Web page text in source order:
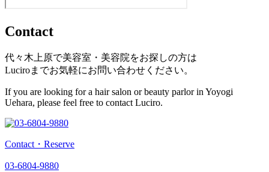
Contact
代々木上原で美容室・美容院をお探しの方は
Luciroまでお気軽にお問い合わせください。
If you are looking for a hair salon or beauty parlor in Yoyogi
Uehara, please feel free to contact Luciro.
Contact・Reserve
03-6804-9880